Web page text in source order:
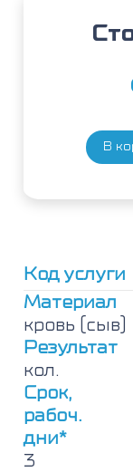
Код услуги
Материал
кровь (сыв)
Результат
кол.
Срок,
рабоч.
дни*
3
В